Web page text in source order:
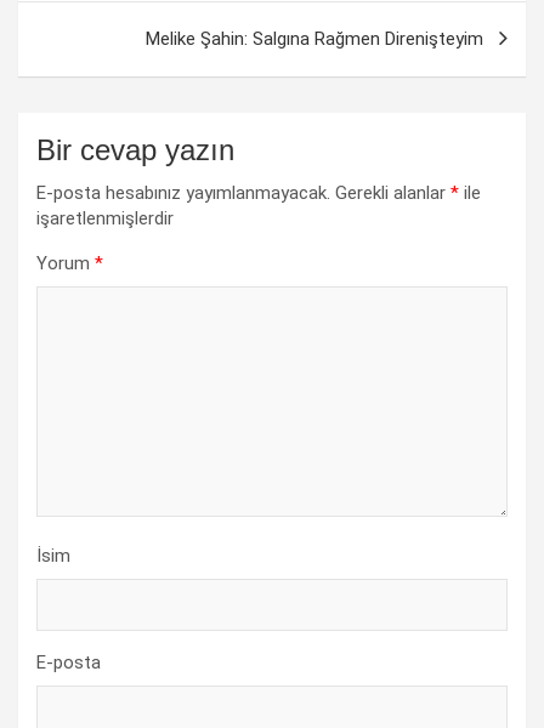
Melike Şahin: Salgına Rağmen Direnişteyim
Bir cevap yazın
E-posta hesabınız yayımlanmayacak. Gerekli alanlar * ile
işaretlenmişlerdir
Yorum *
İsim
E-posta